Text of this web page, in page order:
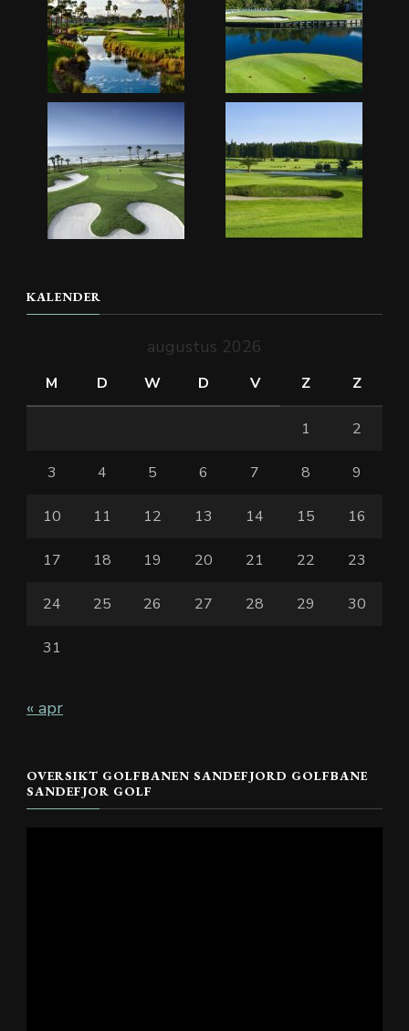
KALENDER
augustus 2026
M D W D V Z Z
1 2
3 4 5 6 7 8 9
10 11 12 13 14 15 16
17 18 19 20 21 22 23
24 25 26 27 28 29 30
31
« apr
OVERSIKT GOLFBANEN SANDEFJORD GOLFBANE
SANDEFJOR GOLF